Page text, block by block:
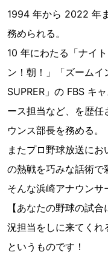
1994 年から 2022 年
務められる。
10 年にわたる「ナイ
ン！朝！」「ズームイ
SUPRER」の FBS キ
ース担当など、を歴任
ウンス部長を務める。
またプロ野球放送に
の熱戦を巧みな話術で
そんな浜崎アナウンサ
【あなたの野球の試
況担当をしに来てくれ
というものです！